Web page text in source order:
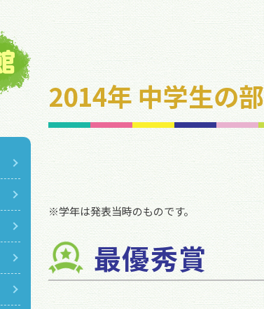
2014年 中学生の部
※学年は発表当時のものです。
最優秀賞